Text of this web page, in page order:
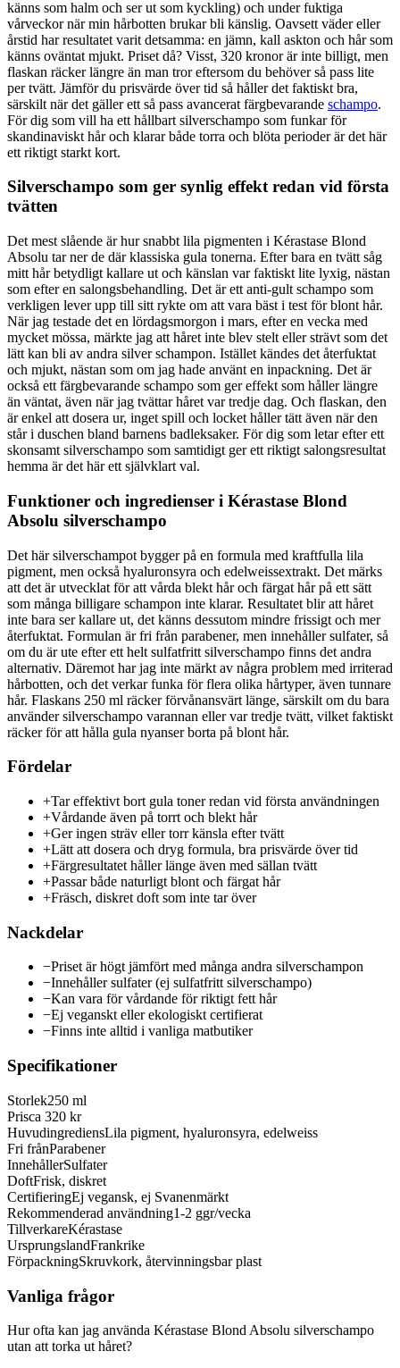
känns som halm och ser ut som kyckling) och under fuktiga
vårveckor när min hårbotten brukar bli känslig. Oavsett väder eller
årstid har resultatet varit detsamma: en jämn, kall askton och hår som
känns oväntat mjukt. Priset då? Visst, 320 kronor är inte billigt, men
flaskan räcker längre än man tror eftersom du behöver så pass lite
per tvätt. Jämför du prisvärde över tid så håller det faktiskt bra,
särskilt när det gäller ett så pass avancerat färgbevarande schampo.
För dig som vill ha ett hållbart silverschampo som funkar för
skandinaviskt hår och klarar både torra och blöta perioder är det här
ett riktigt starkt kort.
Silverschampo som ger synlig effekt redan vid första
tvätten
Det mest slående är hur snabbt lila pigmenten i Kérastase Blond
Absolu tar ner de där klassiska gula tonerna. Efter bara en tvätt såg
mitt hår betydligt kallare ut och känslan var faktiskt lite lyxig, nästan
som efter en salongsbehandling. Det är ett anti-gult schampo som
verkligen lever upp till sitt rykte om att vara bäst i test för blont hår.
När jag testade det en lördagsmorgon i mars, efter en vecka med
mycket mössa, märkte jag att håret inte blev stelt eller strävt som det
lätt kan bli av andra silver schampon. Istället kändes det återfuktat
och mjukt, nästan som om jag hade använt en inpackning. Det är
också ett färgbevarande schampo som ger effekt som håller längre
än väntat, även när jag tvättar håret var tredje dag. Och flaskan, den
är enkel att dosera ur, inget spill och locket håller tätt även när den
står i duschen bland barnens badleksaker. För dig som letar efter ett
skonsamt silverschampo som samtidigt ger ett riktigt salongsresultat
hemma är det här ett självklart val.
Funktioner och ingredienser i Kérastase Blond
Absolu silverschampo
Det här silverschampot bygger på en formula med kraftfulla lila
pigment, men också hyaluronsyra och edelweissextrakt. Det märks
att det är utvecklat för att vårda blekt hår och färgat hår på ett sätt
som många billigare schampon inte klarar. Resultatet blir att håret
inte bara ser kallare ut, det känns dessutom mindre frissigt och mer
återfuktat. Formulan är fri från parabener, men innehåller sulfater, så
om du är ute efter ett helt sulfatfritt silverschampo finns det andra
alternativ. Däremot har jag inte märkt av några problem med irriterad
hårbotten, och det verkar funka för flera olika hårtyper, även tunnare
hår. Flaskans 250 ml räcker förvånansvärt länge, särskilt om du bara
använder silverschampo varannan eller var tredje tvätt, vilket faktiskt
räcker för att hålla gula nyanser borta på blont hår.
Fördelar
+Tar effektivt bort gula toner redan vid första användningen
+Vårdande även på torrt och blekt hår
+Ger ingen sträv eller torr känsla efter tvätt
+Lätt att dosera och dryg formula, bra prisvärde över tid
+Färgresultatet håller länge även med sällan tvätt
+Passar både naturligt blont och färgat hår
+Fräsch, diskret doft som inte tar över
Nackdelar
−Priset är högt jämfört med många andra silverschampon
−Innehåller sulfater (ej sulfatfritt silverschampo)
−Kan vara för vårdande för riktigt fett hår
−Ej veganskt eller ekologiskt certifierat
−Finns inte alltid i vanliga matbutiker
Specifikationer
Storlek250 ml
Prisca 320 kr
HuvudingrediensLila pigment, hyaluronsyra, edelweiss
Fri frånParabener
InnehållerSulfater
DoftFrisk, diskret
CertifieringEj vegansk, ej Svanenmärkt
Rekommenderad användning1-2 ggr/vecka
TillverkareKérastase
UrsprungslandFrankrike
FörpackningSkruvkork, återvinningsbar plast
Vanliga frågor
Hur ofta kan jag använda Kérastase Blond Absolu silverschampo
utan att torka ut håret?